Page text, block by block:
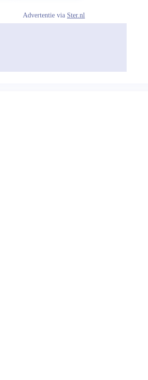
Advertentie via Ster.nl